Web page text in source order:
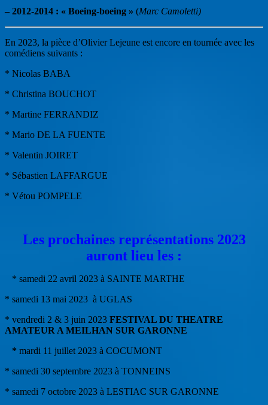
– 2012-2014 : « Boeing-boeing » (Marc Camoletti)
En 2023, la pièce d’Olivier Lejeune est encore en tournée avec les
comédiens suivants :
* Nicolas BABA
* Christina BOUCHOT
* Martine FERRANDIZ
* Mario DE LA FUENTE
* Valentin JOIRET
* Sébastien LAFFARGUE
* Vétou POMPELE
Les prochaines représentations 2023
auront lieu les :
* samedi 22 avril 2023 à SAINTE MARTHE
* samedi 13 mai 2023 à UGLAS
* vendredi 2 & 3 juin 2023 FESTIVAL DU THEATRE
AMATEUR A MEILHAN SUR GARONNE
* mardi 11 juillet 2023 à COCUMONT
* samedi 30 septembre 2023 à TONNEINS
* samedi 7 octobre 2023 à LESTIAC SUR GARONNE